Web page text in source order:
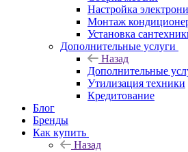
Настройка
Монтаж
Установка
Дополнительные услуги
Назад
Дополнительные
Утилизация техники
Кредитование
Блог
Бренды
Как купить
Назад